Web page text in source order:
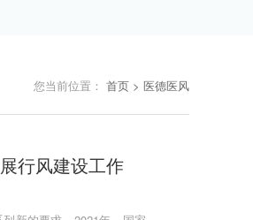
您当前位置： 首页 > 医德医风
行风建设工作